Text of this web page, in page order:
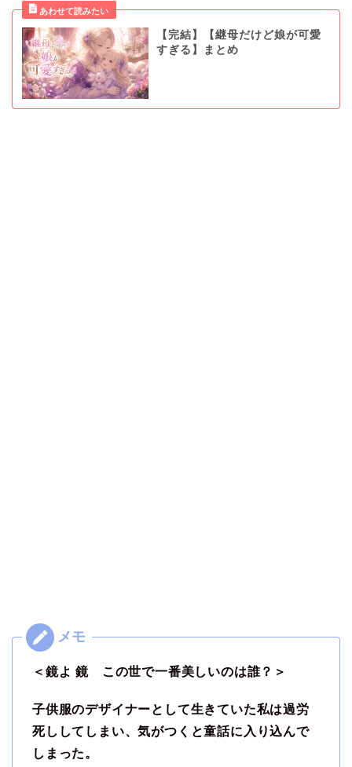
【完結】【継母だけど娘が可愛
すぎる】まとめ
＜鏡よ 鏡 この世で一番美しいのは誰？＞
子供服のデザイナーとして生きていた私は過労
死ししてしまい、気がつくと童話に入り込んで
しまった。